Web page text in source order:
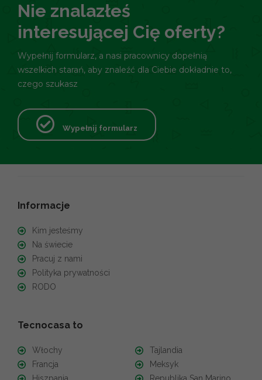
Nie znalazłeś
interesującej Cię oferty?
Wypełnij formularz, a nasi pracownicy dopełnią
wszelkich starań, aby znaleźć dla Ciebie dokładnie to,
czego szukasz
Wypełnij formularz
Informacje
Kim jesteśmy
Na świecie
Pracuj z nami
Polityka prywatności
RODO
Tecnocasa to
Włochy
Francja
Hiszpania
Tajlandia
Meksyk
Republika San Marino